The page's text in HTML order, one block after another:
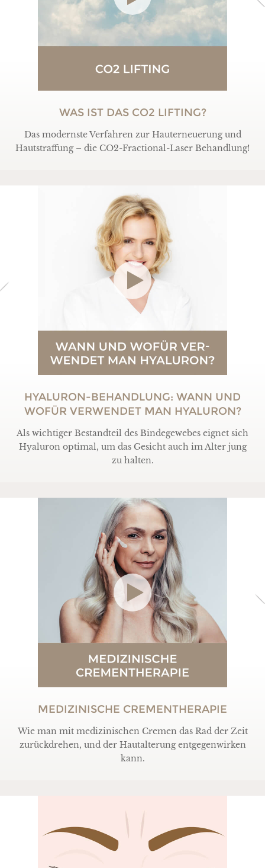
WAS IST DAS CO2 LIFTING?
Das modernste Verfahren zur Hauterneuerung und
Hautstraffung – die CO2-Fractional-Laser Behandlung!
HYALURON-BEHANDLUNG: WANN UND
WOFÜR VERWENDET MAN HYALURON?
Als wichtiger Bestandteil des Bindegewebes eignet sich
Hyaluron optimal, um das Gesicht auch im Alter jung
zu halten.
MEDIZINISCHE CREMENTHERAPIE
Wie man mit medizinischen Cremen das Rad der Zeit
zurückdrehen, und der Hautalterung entgegenwirken
kann.